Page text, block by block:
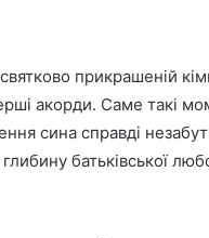
прикрашеній
акорди. Саме такі
сина справді
батьківської